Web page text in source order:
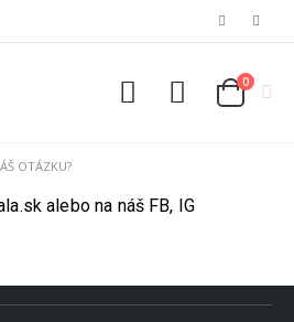
0
OTÁZKU?
alebo na náš FB, IG